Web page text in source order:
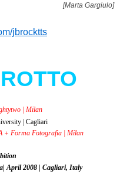
[Marta Gargiulo]
jbrocktts
| Milan
| Cagliari
+ Forma Fotografia | Milan
| April 2008 | Cagliari, Italy